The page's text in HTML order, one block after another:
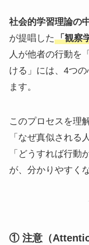
社会的学習理論の
が提唱した「観察
人が他者の行動
ける」には、4つ
ます。
このプロセスを理
「なぜ真似される
「どうすれば行動
が、分かりやすく
① 注意（